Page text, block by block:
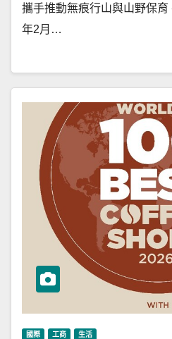
攜手推動無痕行山與山野保
年2月…
國際 工商 生活